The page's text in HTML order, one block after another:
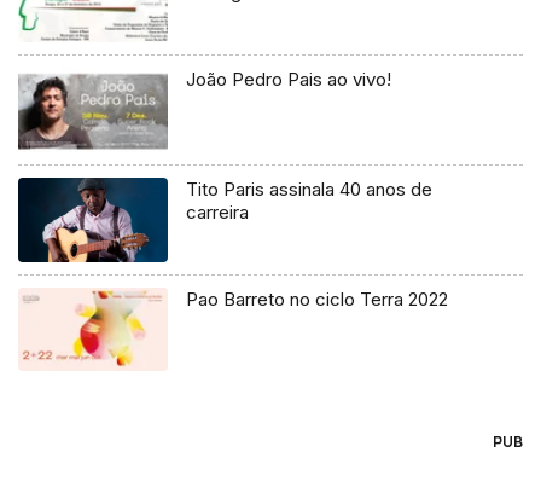
João Pedro Pais ao vivo!
Tito Paris assinala 40 anos de
carreira
Pao Barreto no ciclo Terra 2022
PUB